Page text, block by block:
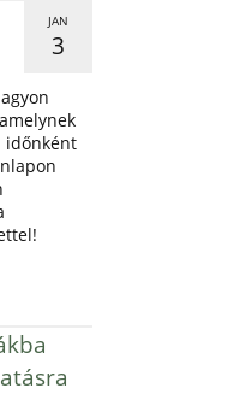
JAN
3
időnként